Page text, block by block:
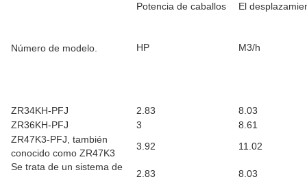
Número de modelo.
Potencia de caballos El
HP M3/h
ZR34KH-PFJ 2.83
8.03
ZR36KH-PFJ
3
8.61
ZR47K3-PFJ, también
conocido como ZR47K3
3.92
11.02
Se trata de un sistema de
2.83
8.03